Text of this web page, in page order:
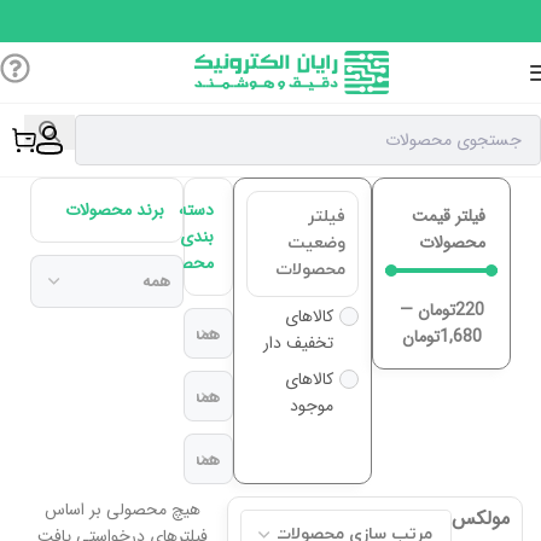
فیلتر قیمت
محصولات
220تومان —
1,680تومان
فیلتر
وضعیت
محصولات
کالاهای
تخفیف دار
کالاهای
موجود
دسته
بندی
محصولات
برند محصولات
مولکس
هیچ محصولی بر اساس